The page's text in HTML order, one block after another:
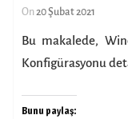
On20 Şubat 2021
Bu makalede,
Konfigürasyonu
Bunu paylaş: